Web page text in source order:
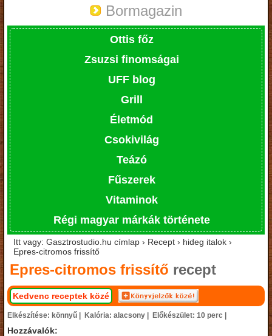
Bormagazin
Ottis főz
Zsuzsi finomságai
UFF blog
Grill
Életmód
Csokivilág
Teázó
Fűszerek
Vitaminok
Régi magyar márkák története
Itt vagy: Gasztrostudio.hu címlap › Recept › hideg italok ›
Epres-citromos frissítő
Epres-citromos frissítő recept
Kedvenc receptek közé
Elkészítése: könnyű | Kalória: alacsony | Előkészület: 10 perc |
Hozzávalók: